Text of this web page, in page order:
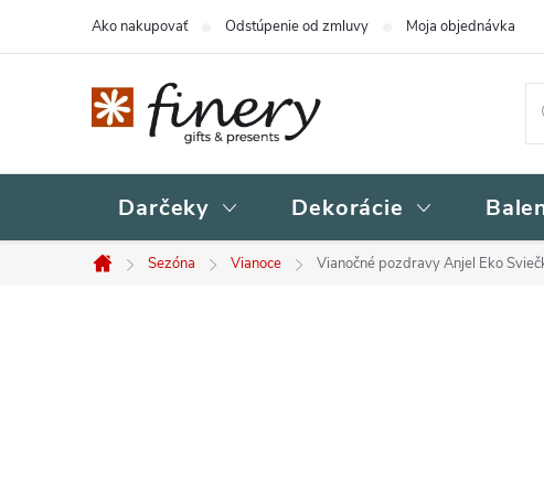
Ako nakupovať Odstúpenie od zmluvy Moja objednávka
Darčeky Dekorácie
Domov
Sezóna Vianoce Vianočné pozdravy Anjel Eko